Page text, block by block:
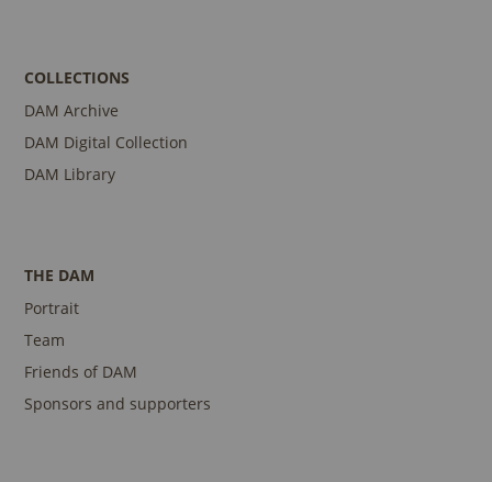
COLLECTIONS
DAM Archive
DAM Digital Collection
DAM Library
THE DAM
Portrait
Team
Friends of DAM
Sponsors and supporters